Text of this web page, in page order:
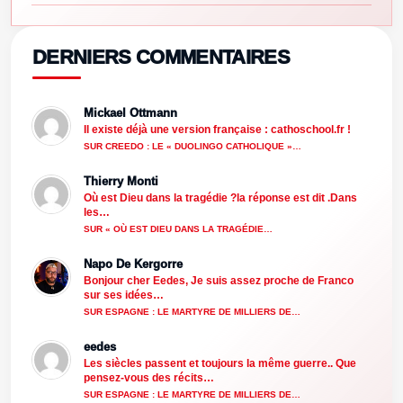
DERNIERS COMMENTAIRES
Mickael Ottmann
Il existe déjà une version française : cathoschool.fr !
SUR CREEDO : LE « DUOLINGO CATHOLIQUE »…
Thierry Monti
Où est Dieu dans la tragédie ?la réponse est dit .Dans
les…
SUR « OÙ EST DIEU DANS LA TRAGÉDIE…
Napo De Kergorre
Bonjour cher Eedes, Je suis assez proche de Franco
sur ses idées…
SUR ESPAGNE : LE MARTYRE DE MILLIERS DE…
eedes
Les siècles passent et toujours la même guerre.. Que
pensez-vous des récits…
SUR ESPAGNE : LE MARTYRE DE MILLIERS DE…